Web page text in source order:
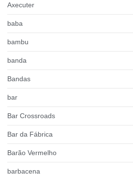
Axecuter
baba
bambu
banda
Bandas
bar
Bar Crossroads
Bar da Fábrica
Barão Vermelho
barbacena